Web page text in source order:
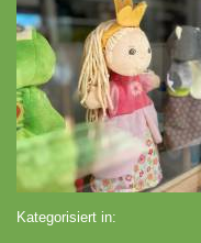
Kategorisiert in: